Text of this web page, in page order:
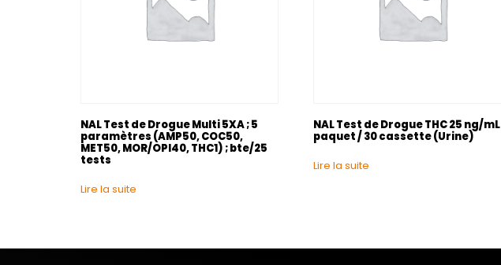
NAL Test de Drogue Multi 5XA ; 5
paramètres (AMP50, COC50,
MET50, MOR/OPI40, THC1) ; bte/25
tests
Lire la suite
NAL Test de Drogue THC 25 ng/mL
paquet / 30 cassette (Urine)
Lire la suite